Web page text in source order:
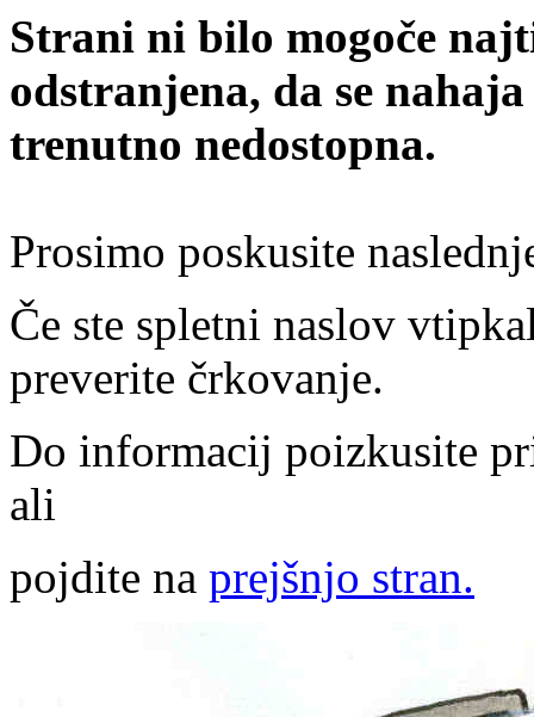
Strani ni bilo mogoče
odstranjena, da se
trenutno nedostopna.
Prosimo poskusite
Če ste spletni naslov
preverite črkovanje.
Do informacij poizkusite
ali
pojdite na prejšnjo stran.